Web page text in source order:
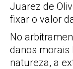
Juarez de
fixar o valor
No
danos morais
natureza, a